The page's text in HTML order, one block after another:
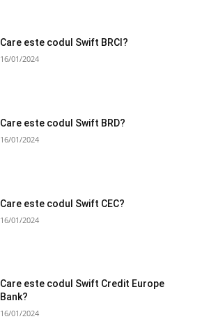
Care este codul Swift BRCI?
16/01/2024
Care este codul Swift BRD?
16/01/2024
Care este codul Swift CEC?
16/01/2024
Care este codul Swift Credit Europe
Bank?
16/01/2024